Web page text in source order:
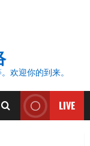
欢迎你的到来。
LIVE